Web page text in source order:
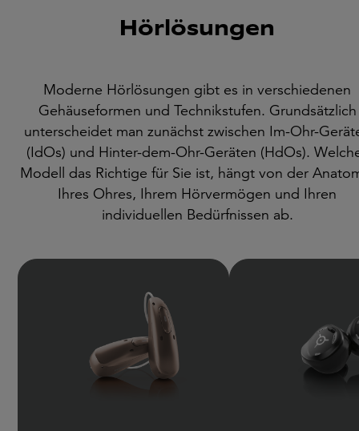
Hörlösungen
Moderne Hörlösungen gibt es in verschiedenen
Gehäuseformen und Technikstufen. Grundsätzlich
unterscheidet man zunächst zwischen Im-Ohr-
(IdOs) und Hinter-dem-Ohr-Geräten (HdOs).
Modell das Richtige für Sie ist, hängt von der
Ihres Ohres, Ihrem Hörvermögen und Ihren
individuellen Bedürfnissen ab.